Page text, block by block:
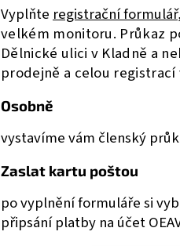
Vyplňteregistrační formulář
velkém monitoru. Průkaz
Dělnické ulici v Kladně a
prodejně a celou
Osobně
vystavíme vám členský
Zaslat kartu poštou
po vyplnění formuláře si
připsání platby na účet